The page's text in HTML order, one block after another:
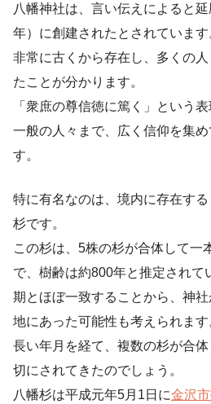
八幡神社は、言い伝えによると
年）に創建されたとされています
非常に古くから存在し、多くの
たことが分かります。
「衆庶の尊信徳に篤く」という
一般の人々まで、広く信仰を集
す。
特に有名なのは、境内に存在す
杉です。
この杉は、5株の杉が合体して一
で、樹齢は約800年と推定されて
期とほぼ一致することから、神
地にあった可能性も考えられます
長い年月を経て、複数の杉が合
切にされてきたのでしょう。
八幡杉は平成元年5月1日に金沢